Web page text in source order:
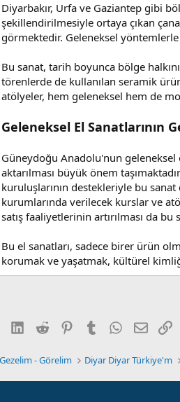
Diyarbakır, Urfa ve Gaziantep gibi
şekillendirilmesiyle ortaya çıkan
görmektedir. Geleneksel
Bu sanat, tarih boyunca bölge
törenlerde de kullanılan seramik
atölyeler, hem geleneksel hem de
Geleneksel El Sanatlarının
Güneydoğu Anadolu'nun geleneksel
aktarılması büyük önem
kuruluşlarının destekleriyle bu
kurumlarında verilecek kurslar ve
satış faaliyetlerinin artırılması da bu
Bu el sanatları, sadece birer ürün
korumak ve yaşatmak, kültürel
BlueskyLinkedIn
Reddit PinterestTumblr WhatsApp
E-posta
Gezelim - Görelim Diyar Diyar Türkiye'm